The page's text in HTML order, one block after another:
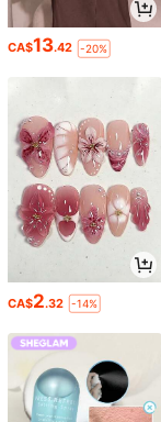
CA$13.42 -20%
CA$2.32 -14%